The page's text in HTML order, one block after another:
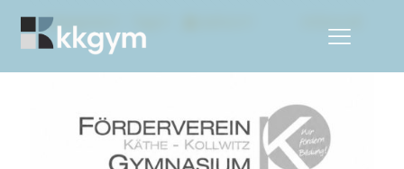
Categories